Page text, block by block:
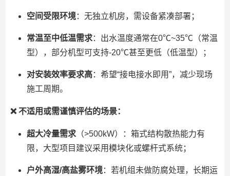
空间受限环境：无独立机房，需设备紧凑部署；
常温至中低温需求：出水温度通常在0℃~35℃（常温
型），部分机型可支持-20℃甚至更低（低温型）；
对安装效率要求高：希望“接电接水即用”，减少现场
施工周期。
❌ 不适用或需谨慎评估的场景：
超大冷量需求（>500kW）：箱式结构散热能力有
限，大型项目建议采用模块化或螺杆式系统；
户外高湿/高盐雾环境：若机组未做防腐处理，长期运